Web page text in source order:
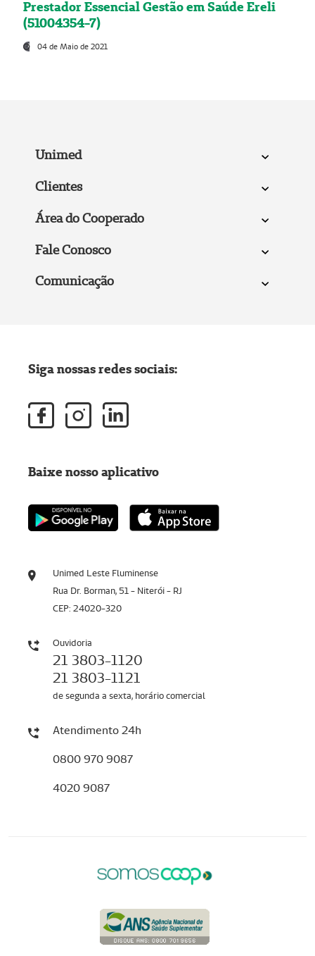
Prestador Essencial Gestão em Saúde Ereli
(51004354-7)
04 de Maio de 2021
Unimed
Clientes
Área do Cooperado
Fale Conosco
Comunicação
Unimed Leste Fluminense
Rua Dr. Borman, 51 - Niterói - RJ
CEP: 24020-320
Ouvidoria
21 3803-1120
21 3803-1121
de segunda a sexta, horário comercial
Atendimento 24h
0800 970 9087
4020 9087
Siga nossas redes sociais:
Baixe nosso aplicativo